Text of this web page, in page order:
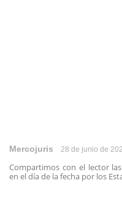
Mercojuris 28 de junio de
Compartimos con el lector
en el día de la fecha por los